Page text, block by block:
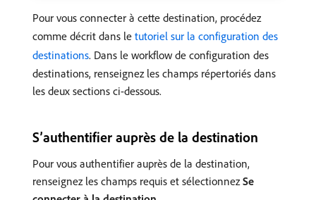
Pour vous connecter à cette destination, procédez
comme décrit dans le tutoriel sur la configuration des
destinations. Dans le workflow de configuration des
destinations, renseignez les champs répertoriés dans
les deux sections ci-dessous.
S’authentifier auprès de la destination
Pour vous authentifier auprès de la destination,
renseignez les champs requis et sélectionnezSe